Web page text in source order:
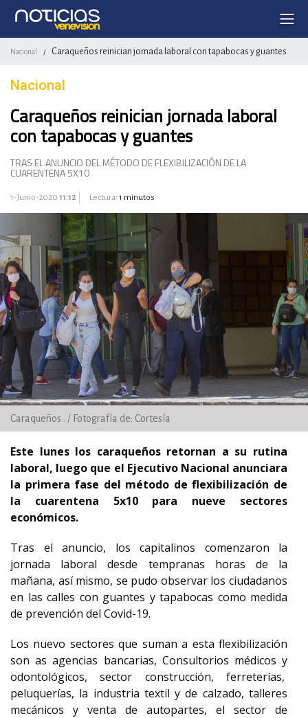
Nacional / Caraqueños reinician jornada laboral con tapabocas y guantes
Nacional
Caraqueños reinician jornada laboral
con tapabocas y guantes
TRAS EL ANUNCIO DEL MÉTODO DE FLEXIBILIZACIÓN DE LA
CUARENTENA 5X10
1-Junio-2020 11:12 Lectura: 1 minutos
Caraqueños . / Fotografía de: Cortesía
Este lunes los caraqueños retornan a su rutina
laboral, luego que el Ejecutivo Nacional anunciara
la primera fase del método de flexibilización de
la cuarentena 5x10 para nueve sectores
económicos.
Tras el anuncio, los capitalinos comenzaron la
jornada laboral desde tempranas horas de la
mañana, así mismo, se pudo observar los ciudadanos
en las calles con guantes y tapabocas como medida
de prevención del Covid-19.
Los nuevo sectores que suman a esta flexibilización
son as agencias bancarias, Consultorios médicos y
odontológicos, sector construcción, ferreterías,
peluquerías, la industria textil y de calzado, talleres
mecánicos y venta de autopartes, el sector de